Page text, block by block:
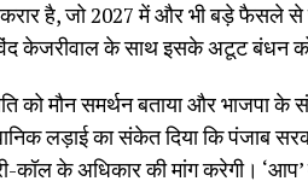
है, जो 2027 में और भी बड़े फैसले से
केजरीवाल के साथ इसके अटूट बंधन
को मौन समर्थन बताया और भाजपा के
लड़ाई का संकेत दिया कि पंजाब
कॉल के अधिकार की मांग करेगी।